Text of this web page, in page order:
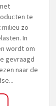
te
zo
In
wordt om
gevraagd
naar de